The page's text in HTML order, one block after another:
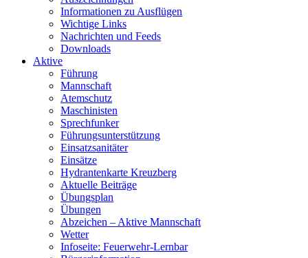
Informationen zu Ausflügen
Wichtige Links
Nachrichten und Feeds
Downloads
Aktive
Führung
Mannschaft
Atemschutz
Maschinisten
Sprechfunker
Führungsunterstützung
Einsatzsanitäter
Einsätze
Hydrantenkarte Kreuzberg
Aktuelle Beiträge
Übungsplan
Übungen
Abzeichen – Aktive Mannschaft
Wetter
Infoseite: Feuerwehr-Lernbar